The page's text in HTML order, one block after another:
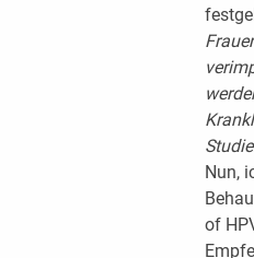
Nun,
of